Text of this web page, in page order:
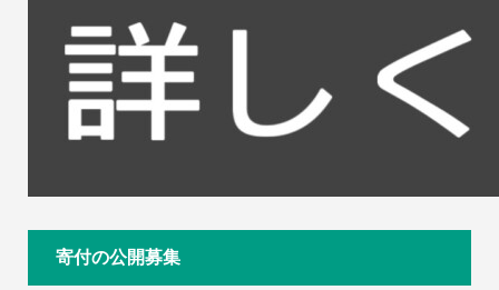
寄付の公開募集